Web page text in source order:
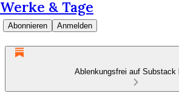
Werke & Tage
Abonnieren Anmelden
Ablenkungsfrei auf Substack